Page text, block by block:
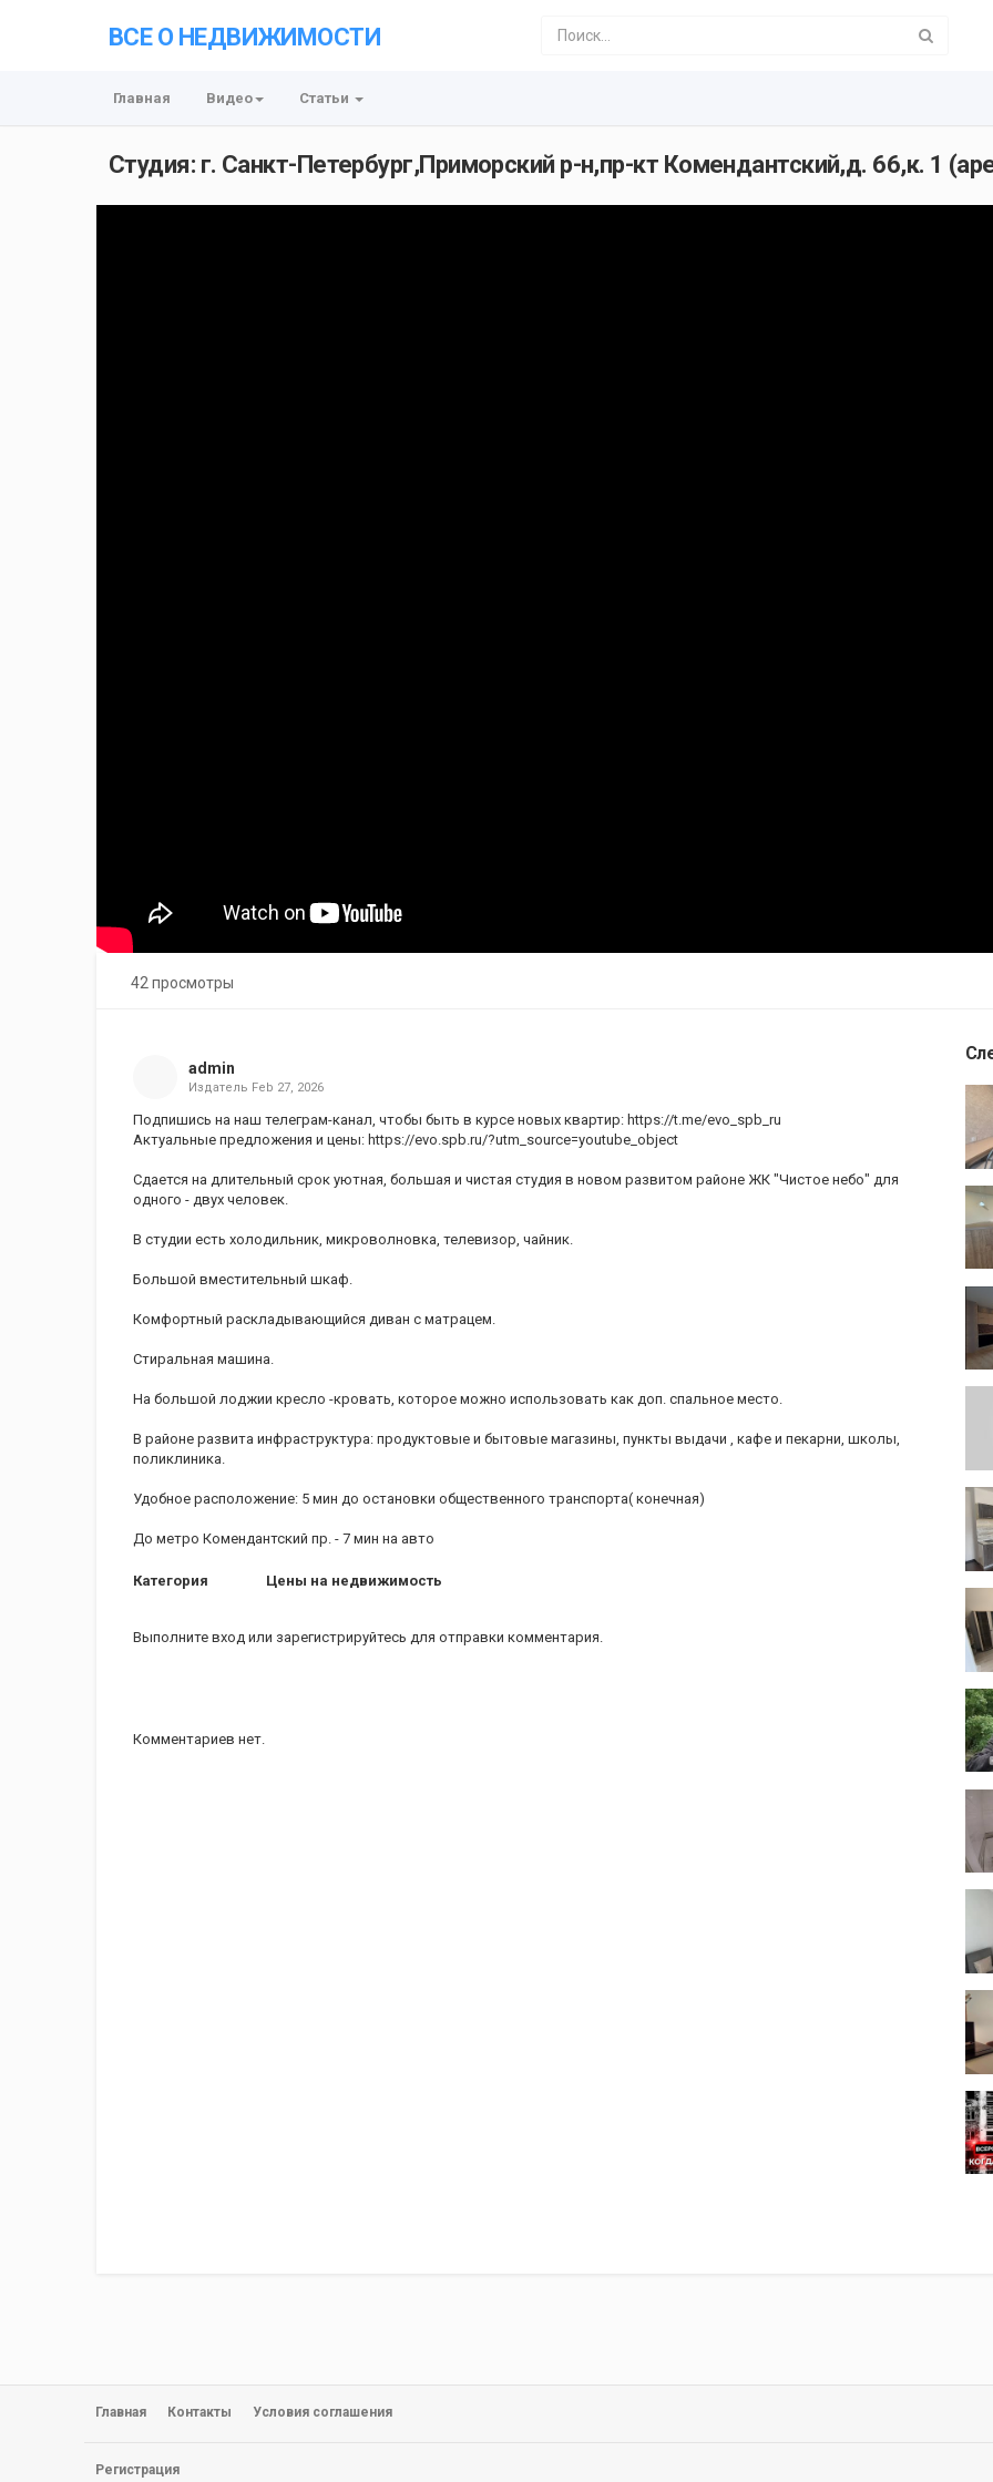
ВСЕ О НЕДВИЖИМОСТИ
Главная Видео Статьи
Студия: г. Санкт-Петербург,Приморский р-н,пр-кт Комендантский,д. 66,к. 1
42 просмотры
admin
Издатель Feb 27, 2026
Подпишись на наш телеграм-канал, чтобы быть в курсе новых квартир: https://t.me/evo_spb_ru
Актуальные предложения и цены: https://evo.spb.ru/?utm_source=youtube_object
Сдается на длительный срок уютная, большая и чистая студия в новом развитом районе ЖК "Чистое небо" для
одного - двух человек.
В студии есть холодильник, микроволновка, телевизор, чайник.
Большой вместительный шкаф.
Комфортный раскладывающийся диван с матрацем.
Стиральная машина.
На большой лоджии кресло -кровать, которое можно использовать как доп. спальное место.
В районе развита инфраструктура: продуктовые и бытовые магазины, пункты выдачи , кафе и пекарни, школы,
поликлиника.
Удобное расположение: 5 мин до остановки общественного транспорта( конечная)
До метро Комендантский пр. - 7 мин на авто
Категория Цены на недвижимость
Выполните вход или зарегистрируйтесь для отправки комментария.
Комментариев нет.
Главная Контакты Условия соглашения
Регистрация